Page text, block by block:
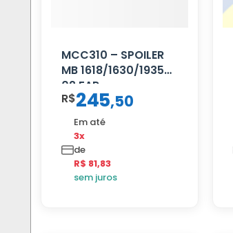
MCC310 – SPOILER
MB 1618/1630/1935
02 FAR
R$245,50
Em até
3x
de
R$ 81,83
sem juros